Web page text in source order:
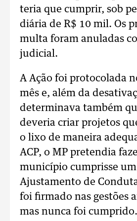
teria que cumprir, sob
diária de R$ 10 mil. Os
multa foram anuladas
judicial.
A Ação foi protocolada
mês e, além da
determinava também
deveria criar projetos
o lixo de maneira
ACP, o MP pretendia
município cumprisse
Ajustamento de
foi firmado nas gestões
mas nunca foi